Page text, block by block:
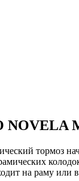
тормоз
на раму